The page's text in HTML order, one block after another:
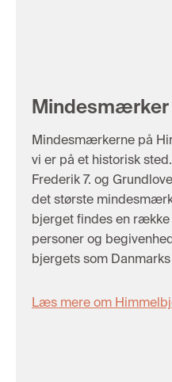
Mindesmærker
Mindesmærkerne på
vi er på et historisk
Frederik 7. og
det største
bjerget findes en
personer og
bjergets som
Læs mere om